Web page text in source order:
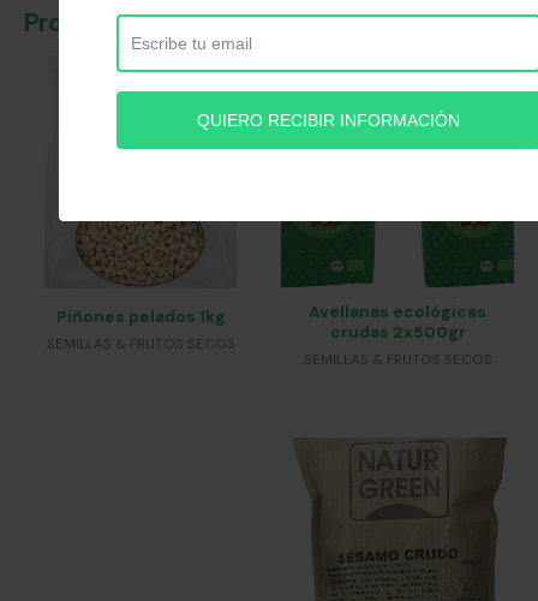
Productos relacionados
Piñones pelados 1kg
SEMILLAS & FRUTOS SECOS
Avellanas ecológicas
crudas 2x500gr
SEMILLAS & FRUTOS SECOS